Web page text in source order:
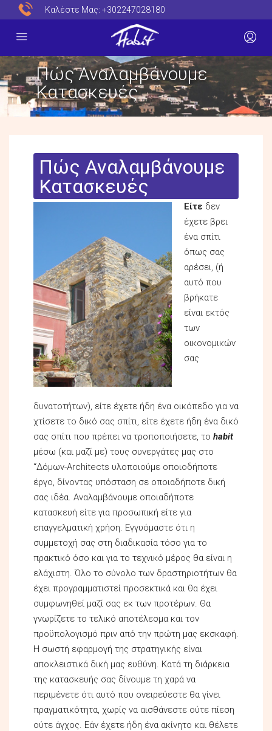
Καλέστε Μας: +302247028180
Πώς Αναλαμβάνουμε
Κατασκευές
Πώς Αναλαμβάνουμε
Κατασκευές
Είτε δεν
έχετε βρει
ένα σπίτι
όπως σας
αρέσει, (ή
αυτό που
βρήκατε
είναι εκτός
των
οικονομικών
σας
δυνατοτήτων), είτε έχετε ήδη ένα οικόπεδο για να
χτίσετε το δικό σας σπίτι, είτε έχετε ήδη ένα δικό
σας σπίτι που πρέπει να τροποποιήσετε, το habit
μέσω (και μαζί με) τους συνεργάτες μας στο
“Δόμων-Architects υλοποιούμε οποιοδήποτε
έργο, δίνοντας υπόσταση σε οποιαδήποτε δική
σας ιδέα. Αναλαμβάνουμε οποιαδήποτε
κατασκευή είτε για προσωπική είτε για
επαγγελματική χρήση. Εγγυόμαστε ότι η
συμμετοχή σας στη διαδικασία τόσο για το
πρακτικό όσο και για το τεχνικό μέρος θα είναι η
ελάχιστη. Όλο το σύνολο των δραστηριοτήτων θα
έχει προγραμματιστεί προσεκτικά και θα έχει
συμφωνηθεί μαζί σας εκ των προτέρων. Θα
γνωρίζετε το τελικό αποτέλεσμα και τον
προϋπολογισμό πριν από την πρώτη μας εκσκαφή.
Η σωστή εφαρμογή της στρατηγικής είναι
αποκλειστικά δική μας ευθύνη. Κατά τη διάρκεια
της κατασκευής σας δίνουμε τη χαρά να
περιμένετε ότι αυτό που ονειρεύεστε θα γίνει
πραγματικότητα, χωρίς να αισθάνεστε ούτε πίεση
ούτε άγχος. Εάν έχετε ήδη ένα ακίνητο και θέλετε